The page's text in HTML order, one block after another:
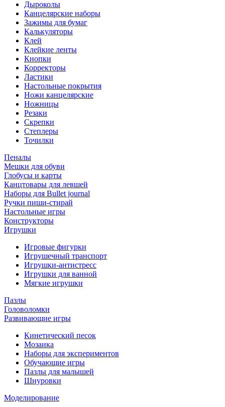
Дыроколы
Канцелярские наборы
Зажимы для бумаг
Калькуляторы
Клей
Клейкие ленты
Кнопки
Корректоры
Ластики
Настольные покрытия
Ножи канцелярские
Ножницы
Резаки
Скрепки
Степлеры
Точилки
Пеналы
Мешки для обуви
Глобусы и карты
Канцтовары для левшей
Наборы для Bullet journal
Ручки пиши-стирай
Настольные игры
Конструкторы
Игрушки
Игровые фигурки
Игрушечный транспорт
Игрушки-антистресс
Игрушки для ванной
Мягкие игрушки
Пазлы
Головоломки
Развивающие игры
Кинетический песок
Мозаика
Наборы для экспериментов
Обучающие игры
Пазлы для малышей
Шнуровки
Моделирование